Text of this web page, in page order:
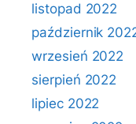
listopad 2022
październik
wrzesień 2022
sierpień 2022
lipiec 2022